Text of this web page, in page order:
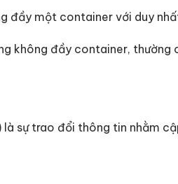
đầy một container với duy
không đầy container, thường
là sự trao đổi thông tin nhằm